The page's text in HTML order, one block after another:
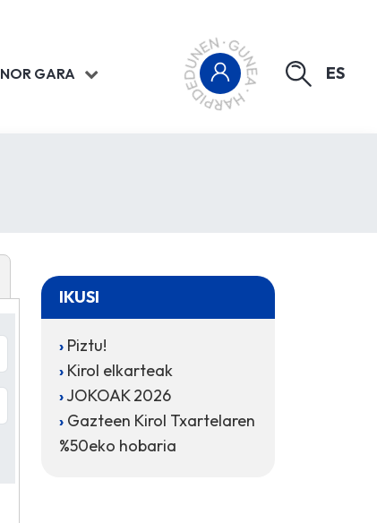
NOR GARA ES
IKUSI
Piztu!
Kirol elkarteak
JOKOAK 2026
Gazteen Kirol Txartelaren
%50eko hobaria